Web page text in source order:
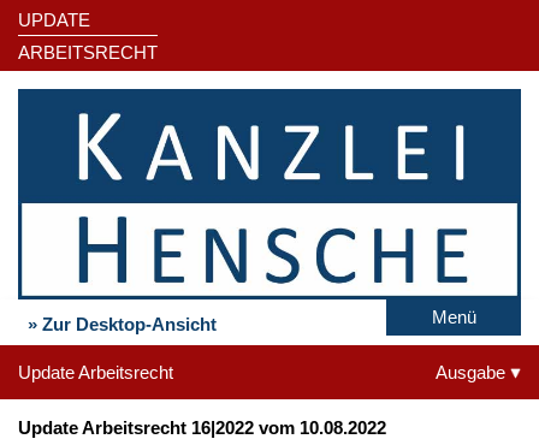
UPDATE
ARBEITSRECHT
» Zur Desktop-Ansicht Menü
Update Arbeitsrecht Ausgabe
Update Arbeitsrecht 16|2022 vom 10.08.2022